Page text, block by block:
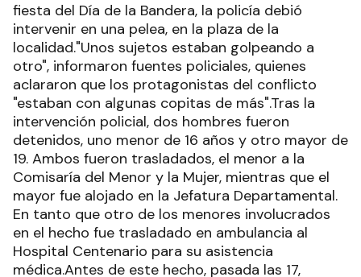
fiesta del Día de la Bandera, la policía debió
intervenir en una pelea, en la plaza de la
localidad."Unos sujetos estaban golpeando a
otro", informaron fuentes policiales, quienes
aclararon que los protagonistas del conflicto
"estaban con algunas copitas de más".Tras la
intervención policial, dos hombres fueron
detenidos, uno menor de 16 años y otro mayor de
19. Ambos fueron trasladados, el menor a la
Comisaría del Menor y la Mujer, mientras que el
mayor fue alojado en la Jefatura Departamental.
En tanto que otro de los menores involucrados
en el hecho fue trasladado en ambulancia al
Hospital Centenario para su asistencia
médica.Antes de este hecho, pasada las 17,